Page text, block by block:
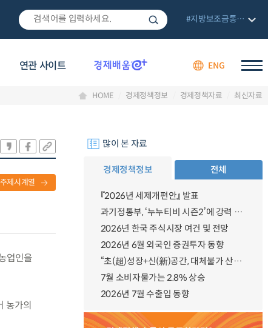
연관 사이트 ENG
#지방보조금통합관리망
HOME 경제정책정보 경제정책자료 최신자료
제시계열
업인을
농가의
많이 본 자료
경제정책정보 전체
『2026년 세제개편안』 발표
과기정통부, ‘누누티비 시즌2’에 강력 대응 의지 밝혀
2026년 한국 주식시장 여건 및 전망
2026년 6월 외국인 증권투자 동향
“초(超)성장+신(新)공간, 대체불가 산업강국”
7월 소비자물가는 2.8% 상승
2026년 7월 수출입 동향